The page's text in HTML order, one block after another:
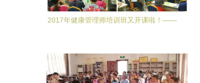
2017年健康管理师培训班又开课啦！——